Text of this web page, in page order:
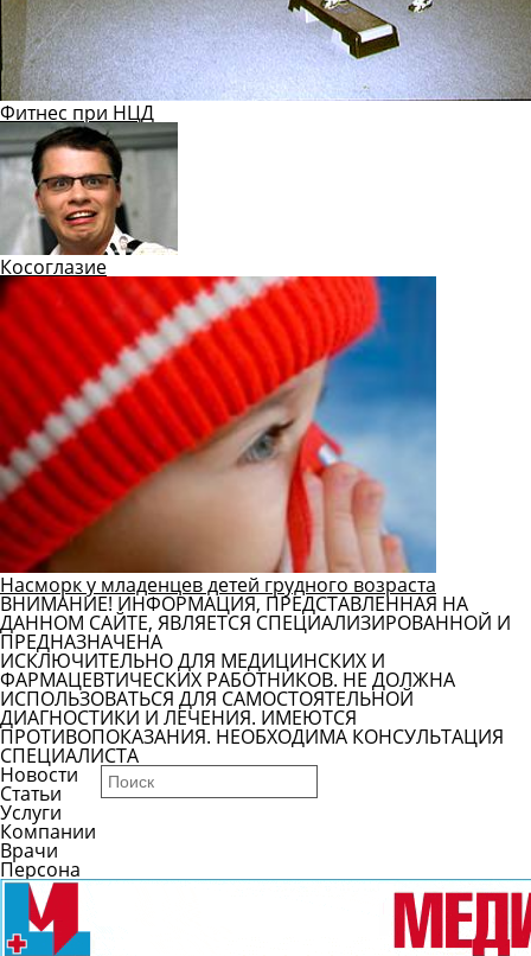
Фитнес при НЦД
Косоглазие
Насморк у младенцев детей грудного возраста
ВНИМАНИЕ! ИНФОРМАЦИЯ, ПРЕДСТАВЛЕННАЯ НА
ДАННОМ САЙТЕ, ЯВЛЯЕТСЯ СПЕЦИАЛИЗИРОВАННОЙ И
ПРЕДНАЗНАЧЕНА
ИСКЛЮЧИТЕЛЬНО ДЛЯ МЕДИЦИНСКИХ И
ФАРМАЦЕВТИЧЕСКИХ РАБОТНИКОВ. НЕ ДОЛЖНА
ИСПОЛЬЗОВАТЬСЯ ДЛЯ САМОСТОЯТЕЛЬНОЙ
ДИАГНОСТИКИ И ЛЕЧЕНИЯ. ИМЕЮТСЯ
ПРОТИВОПОКАЗАНИЯ. НЕОБХОДИМА КОНСУЛЬТАЦИЯ
СПЕЦИАЛИСТА
Новости
Статьи
Услуги
Компании
Врачи
Персона